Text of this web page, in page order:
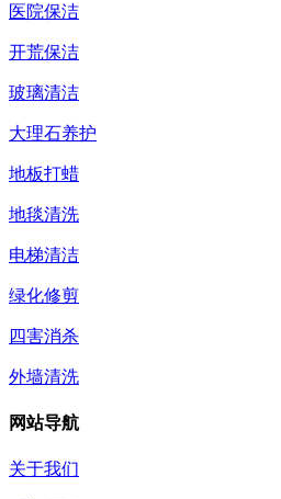
医院保洁
开荒保洁
玻璃清洁
大理石养护
地板打蜡
地毯清洗
电梯清洁
绿化修剪
四害消杀
外墙清洗
网站导航
关于我们